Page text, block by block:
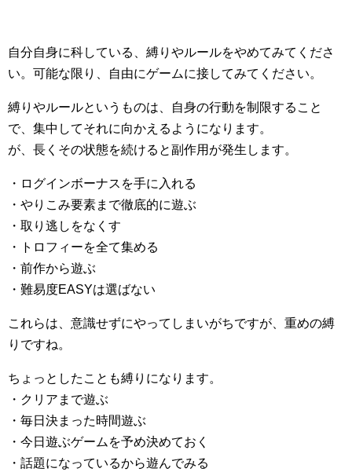
自分自身に科している、縛りやルールをやめてみてくださ
い。可能な限り、自由にゲームに接してみてください。
縛りやルールというものは、自身の行動を制限すること
で、集中してそれに向かえるようになります。
が、長くその状態を続けると副作用が発生します。
・ログインボーナスを手に入れる
・やりこみ要素まで徹底的に遊ぶ
・取り逃しをなくす
・トロフィーを全て集める
・前作から遊ぶ
・難易度EASYは選ばない
これらは、意識せずにやってしまいがちですが、重めの縛
りですね。
ちょっとしたことも縛りになります。
・クリアまで遊ぶ
・毎日決まった時間遊ぶ
・今日遊ぶゲームを予め決めておく
・話題になっているから遊んでみる